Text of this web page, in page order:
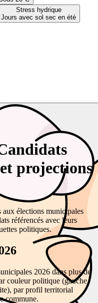
Stress hydrique
Jours avec sol sec en été
projections
aux élections municipales
référencés avec leurs
politiques.
2026 dans plus de
couleur politique (gauche,
par profil territorial
commune.